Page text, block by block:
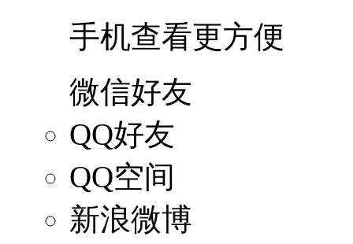
手机查看更方便
微信好友
QQ好友
QQ空间
新浪微博